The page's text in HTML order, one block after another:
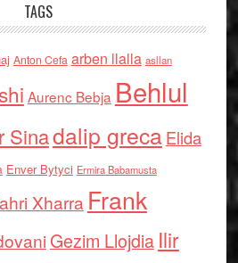
TAGS
Anton Cefa arben llalla asllan
Aurenc Bebja Behlul
Sinadalip grecaElida
Enver Bytyci Ermira Babamusta
Xharra Frank
Gezim Llojdia Ilir